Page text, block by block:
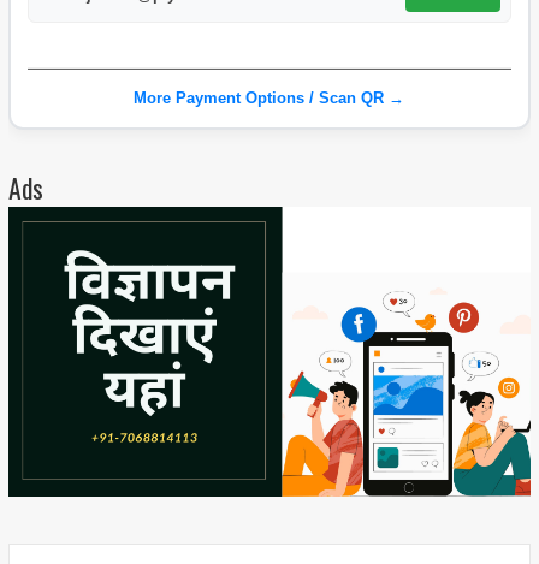
More Payment Options / Scan QR →
Ads